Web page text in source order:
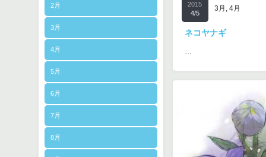
2月
3月
4月
5月
6月
7月
8月
2015
4/5
3月 , 4月
ネコヤナギ
…